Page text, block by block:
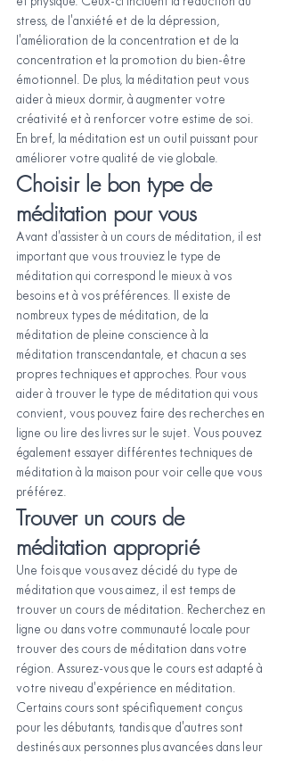
et physique. Ceux-ci incluent la réduction du
stress, de l'anxiété et de la dépression,
l'amélioration de la concentration et de la
concentration et la promotion du bien-être
émotionnel. De plus, la méditation peut vous
aider à mieux dormir, à augmenter votre
créativité et à renforcer votre estime de soi.
En bref, la méditation est un outil puissant pour
améliorer votre qualité de vie globale.
Choisir le bon type de
méditation pour vous
Avant d'assister à un cours de méditation, il est
important que vous trouviez le type de
méditation qui correspond le mieux à vos
besoins et à vos préférences. Il existe de
nombreux types de méditation, de la
méditation de pleine conscience à la
méditation transcendantale, et chacun a ses
propres techniques et approches. Pour vous
aider à trouver le type de méditation qui vous
convient, vous pouvez faire des recherches en
ligne ou lire des livres sur le sujet. Vous pouvez
également essayer différentes techniques de
méditation à la maison pour voir celle que vous
préférez.
Trouver un cours de
méditation approprié
Une fois que vous avez décidé du type de
méditation que vous aimez, il est temps de
trouver un cours de méditation. Recherchez en
ligne ou dans votre communauté locale pour
trouver des cours de méditation dans votre
région. Assurez-vous que le cours est adapté à
votre niveau d'expérience en méditation.
Certains cours sont spécifiquement conçus
pour les débutants, tandis que d'autres sont
destinés aux personnes plus avancées dans leur